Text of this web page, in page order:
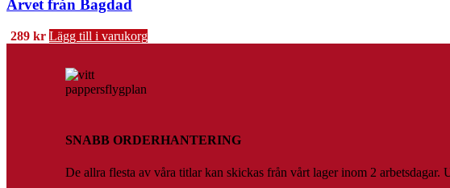
Arvet från Bagdad
289 kr Lägg till i varukorg
SNABB ORDERHANTERING
De allra flesta av våra titlar kan skickas från vårt lager inom 2 arbetsdagar.